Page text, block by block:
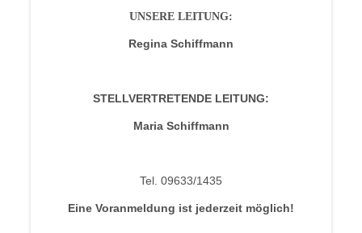
UNSERE LEITUNG:
Regina Schiffmann
STELLVERTRETENDE LEITUNG:
Maria Schiffmann
Tel. 09633/1435
Eine Voranmeldung ist jederzeit möglich!